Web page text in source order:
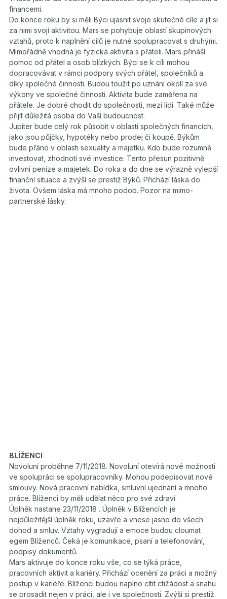
financemi.
Do konce roku by si měli Býci ujasnit svoje skutečné cíle a jít si
za nimi svojí aktivitou. Mars se pohybuje oblastí skupinových
vztahů, proto k naplnění cílů je nutné spolupracovat s druhými.
Mimořádně vhodná je fyzická aktivita s přáteli. Mars přináší
pomoc od přátel a osob blízkých. Býci se k cíli mohou
dopracovávat v rámci podpory svých přátel, společníků a
díky společné činnosti. Budou toužit po uznání okolí za své
výkony ve společné činnosti. Aktivita bude zaměřena na
přátele. Je dobré chodit do společnosti, mezi lidi. Také může
přijít důležitá osoba do Vaší budoucnost.
Jupiter bude celý rok působit v oblasti společných financích,
jako jsou půjčky, hypotéky nebo prodej či koupě. Býkům
bude přáno v oblasti sexuality a majetku. Kdo bude rozumně
investovat, zhodnotí své investice. Tento přesun pozitivně
ovlivní peníze a majetek. Do roka a do dne se výrazně vylepší
finanční situace a zvýší se prestiž Býků. Přichází láska do
života. Ovšem láska má mnoho podob. Pozor na mimo-
partnerské lásky.
BLÍŽENCI
Novoluní proběhne 7/11/2018. Novoluní otevírá nové možnosti
ve spolupráci se spolupracovníky. Mohou podepisovat nové
smlouvy. Nová pracovní nabídka, smluvní ujednání a mnoho
práce. Blíženci by měli udělat něco pro své zdraví.
Úplněk nastane 23/11/2018 . Úplněk v Blížencích je
nejdůležitější úplněk roku, uzavře a vnese jasno do všech
dohod a smluv. Vztahy vygradují a emoce budou cloumat
egem Blíženců. Čeká je komunikace, psaní a telefonování,
podpisy dokumentů.
Mars aktivuje do konce roku vše, co se týká práce,
pracovních aktivit a kariéry. Přichází ocenění za práci a možný
postup v kariéře. Blíženci budou naplno cítit ctižádost a snahu
se prosadit nejen v práci, ale i ve společnosti. Zvýší si prestiž.